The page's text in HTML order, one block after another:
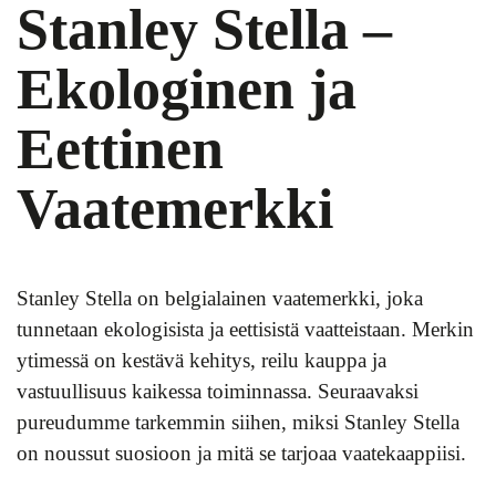
Stanley Stella –
Ekologinen ja
Eettinen
Vaatemerkki
Stanley Stella on belgialainen vaatemerkki, joka
tunnetaan ekologisista ja eettisistä vaatteistaan. Merkin
ytimessä on kestävä kehitys, reilu kauppa ja
vastuullisuus kaikessa toiminnassa. Seuraavaksi
pureudumme tarkemmin siihen, miksi Stanley Stella
on noussut suosioon ja mitä se tarjoaa vaatekaappiisi.